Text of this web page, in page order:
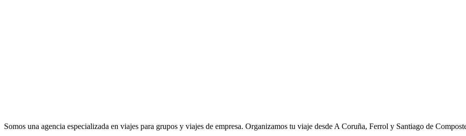
Somos una agencia especializada en viajes para grupos y viajes de empresa. Organizamos tu viaje desde A Coruña, Ferrol y Santiago de